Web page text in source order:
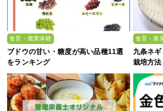
食育・農業体験
ブドウの甘い・糖度が高い品種11選
をランキング
食育・農
九条ネ
栽培方